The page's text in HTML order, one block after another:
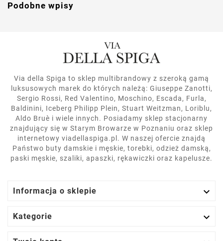
Podobne wpisy
Via della Spiga to sklep multibrandowy z szeroką gamą
luksusowych marek do których należą: Giuseppe Zanotti,
Sergio Rossi, Red Valentino, Moschino, Escada, Furla,
Baldinini, Iceberg Philipp Plein, Stuart Weitzman, Loriblu,
Aldo Bruè i wiele innych. Posiadamy sklep stacjonarny
znajdujący się w Starym Browarze w Poznaniu oraz sklep
internetowy viadellaspiga.pl. W naszej ofercie znajdą
Państwo buty damskie i męskie, torebki, odzież damską,
paski męskie, szaliki, apaszki, rękawiczki oraz kapelusze.
Informacja o sklepie 
Kategorie 